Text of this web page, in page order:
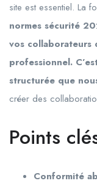
site est essentiel. La
normes sécurité
vos collaborateurs
professionnel.
structurée que
créer des
Points
Conformité